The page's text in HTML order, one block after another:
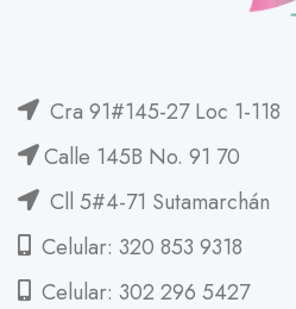
Cra 91#145-27 Loc 1-118
Calle 145B No. 91 70
Cll 5#4-71 Sutamarchán
Celular: 320 853 9318
Celular: 302 296 5427